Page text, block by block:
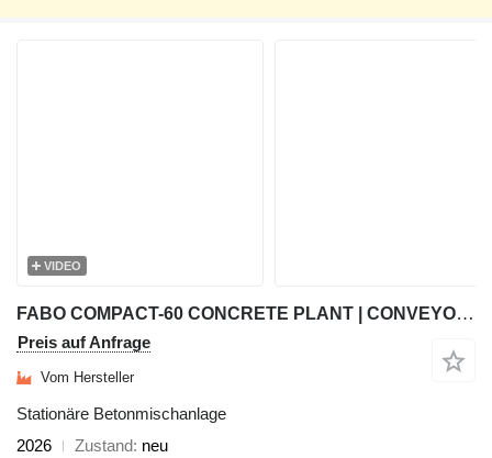
VIDEO
FABO COMPACT-60 CONCRETE PLANT | CONVEYOR TYPE AVAILABLE IN STOCK
Preis auf Anfrage
Vom Hersteller
Stationäre Betonmischanlage
2026
Zustand neu